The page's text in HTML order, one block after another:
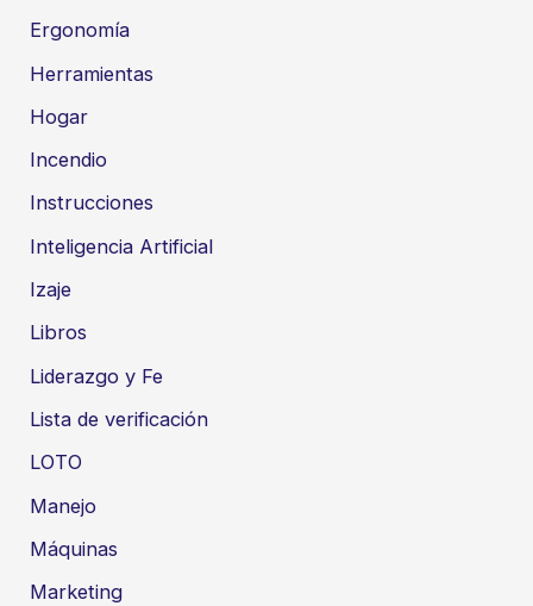
Ergonomía
Herramientas
Hogar
Incendio
Instrucciones
Inteligencia Artificial
Izaje
Libros
Liderazgo y Fe
Lista de verificación
LOTO
Manejo
Máquinas
Marketing